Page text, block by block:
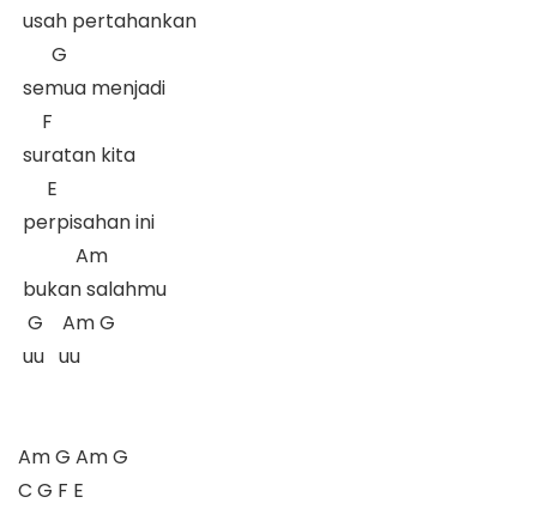
usah pertahankan
       G
semua menjadi
     F
suratan kita
      E
perpisahan ini
            Am
bukan salahmu
  G    Am G
uu   uu
Am G Am G
C G F E